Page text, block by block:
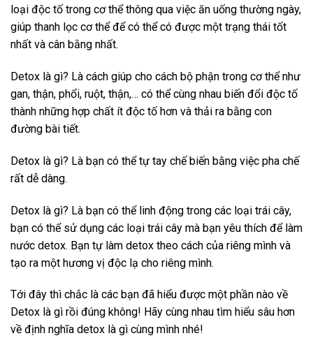
loại độc tố trong cơ thể thông qua việc ăn uống thường ngày,
giúp thanh lọc cơ thể để có thể có được một trạng thái tốt
nhất và cân bằng nhất.
Detox là gì? Là cách giúp cho cách bộ phận trong cơ thể như
gan, thận, phổi, ruột, thận,… có thể cùng nhau biến đổi độc tố
thành những hợp chất ít độc tố hơn và thải ra bằng con
đường bài tiết.
Detox là gì? Là bạn có thể tự tay chế biến bằng việc pha chế
rất dễ dàng.
Detox là gì? Là bạn có thể linh động trong các loại trái cây,
bạn có thể sử dụng các loại trái cây mà bạn yêu thích để làm
nước detox. Bạn tự làm detox theo cách của riêng mình và
tạo ra một hương vị độc lạ cho riêng mình.
Tới đây thì chắc là các bạn đã hiểu được một phần nào về
Detox là gì rồi đúng không! Hãy cùng nhau tìm hiểu sâu hơn
về định nghĩa detox là gì cùng mình nhé!